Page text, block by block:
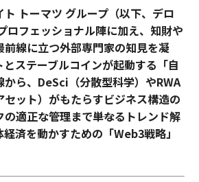
トーマツ グループ（以下、デロ
ロフェッショナル陣に加え、知財や
前線に立つ外部専門家の知見を凝
ステーブルコインが起動する「自
ら、DeSci（分散型科学）やRWA
セット）がもたらすビジネス構造の
適正な管理まで――単なるトレンド解
済を動かすための「Web3戦略」